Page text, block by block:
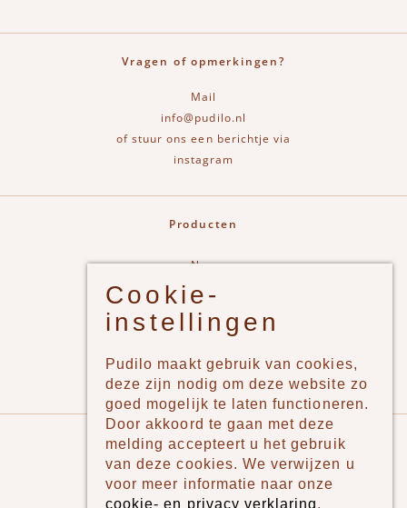
Vragen of opmerkingen?
Mail
info@pudilo.nl
of stuur ons een berichtje via
instagram
Producten
New
Jongens
Meisjes
Merken
Pudilo
Over ons
Cookie-
instellingen
Pudilo maakt gebruik van cookies,
deze zijn nodig om deze website zo
goed mogelijk te laten functioneren.
Door akkoord te gaan met deze
melding accepteert u het gebruik
van deze cookies. We verwijzen u
voor meer informatie naar onze
cookie- en privacy verklaring.